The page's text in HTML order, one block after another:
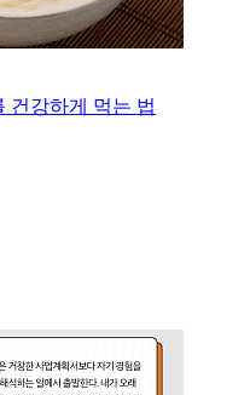
건강하게 먹는 법